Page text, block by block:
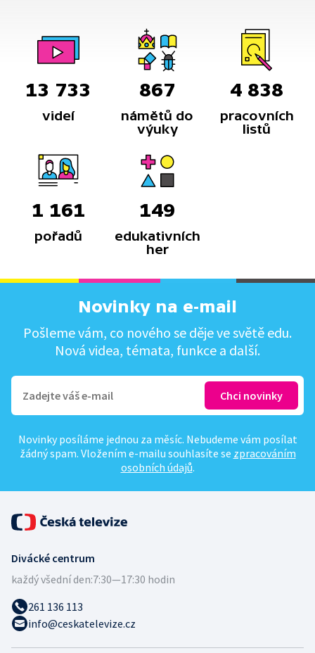
13 733
videí
867
námětů do
výuky
4 838
pracovních
listů
1 161
pořadů
149
edukativních
her
Novinky na e-mail
Pošleme vám, co nového se děje ve světě edu.
Nová videa, témata, funkce a další.
Novinky posíláme jednou za měsíc. Nebudeme vám posílat
žádný spam. Vložením e-mailu souhlasíte se zpracováním
osobních údajů.